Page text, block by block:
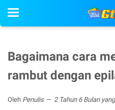
Bagaimana cara
rambut dengan
Oleh Penulis 2 Tahun 6 Bulan